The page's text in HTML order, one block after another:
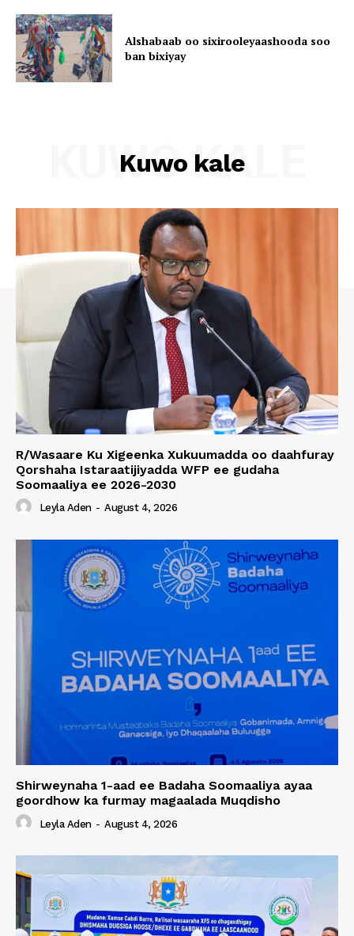
Alshabaab oo sixirooleyaashooda soo
ban bixiyay
Kuwo kale
KUWO KALE
R/Wasaare Ku Xigeenka Xukuumadda oo daahfuray
Qorshaha Istaraatijiyadda WFP ee gudaha
Soomaaliya ee 2026-2030
Leyla Aden - August 4, 2026
Shirweynaha 1-aad ee Badaha Soomaaliya ayaa
goordhow ka furmay magaalada Muqdisho
Leyla Aden - August 4, 2026